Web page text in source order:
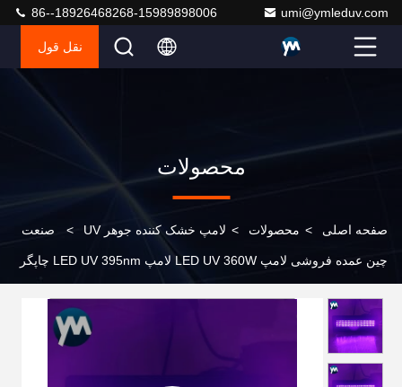
umi@ymleduv.com
86--18926468268-15989898006
نقل قول
محصولات
صفحه اصلی > محصولات > لامپ خشک کننده جوهر UV > صنعت
چین عمده فروشی لامپ LED UV 360W لامپ LED UV 395nm چاپگر